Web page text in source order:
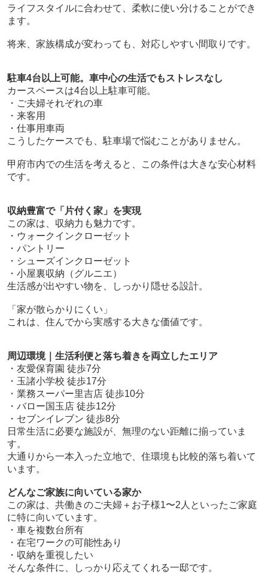
ライフスタイルに合わせて、柔軟に使い分けることができ
ます。
将来、家族構成が変わっても、対応しやすい間取りです。
駐車4台以上可能。車中心の生活でもストレスなし
カースペースは4台以上駐車可能。
・ご夫婦それぞれの車
・来客用
・仕事用車両
こうしたケースでも、駐車場で悩むことがありません。
甲府市内での生活を考えると、この条件は大きな安心材料
です。
収納豊富で「片付く家」を実現
この家は、収納力も魅力です。
・ウォークインクローゼット
・パントリー
・シューズインクローゼット
・小屋裏収納（グルニエ）
生活感が出やすい物を、しっかり隠せる設計。
「家が散らかりにくい」
これは、住んでから実感する大きな価値です。
周辺環境｜生活利便と落ち着きを両立したエリア
・友愛保育園 徒歩7分
・玉諸小学校 徒歩17分
・業務スーパー里吉店 徒歩10分
・バロー国玉店 徒歩12分
・セブンイレブン 徒歩8分
日常生活に必要な施設が、無理のない距離に揃っていま
す。
大通りから一本入った立地で、住環境も比較的落ち着いて
います。
どんなご家族に向いている家か
この家は、共働きのご夫婦＋お子様1〜2人といったご家庭
に特に向いています。
・車を複数台所有
・在宅ワークの可能性あり
・収納を重視したい
そんな条件に、しっかり応えてくれる一邸です。